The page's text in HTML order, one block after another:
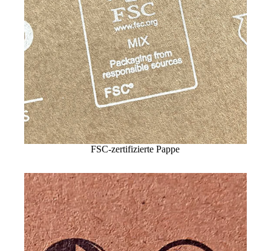
FSC-zertifizierte Pappe